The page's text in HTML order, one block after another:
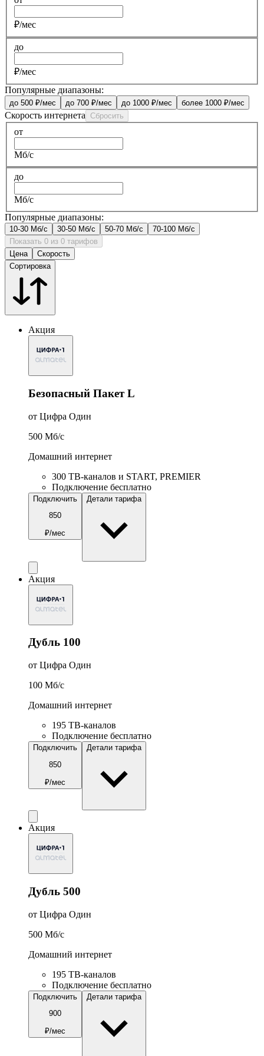
₽/мес
до
₽/мес
Популярные диапазоны:
до 500 ₽/мес до 700 ₽/мес до 1000 ₽/мес более 1000 ₽/мес
Скорость интернета Сбросить
от
Мб/с
до
Мб/с
Популярные диапазоны:
10-30 Мб/с 30-50 Мб/с 50-70 Мб/с
70-100 Мб/с
Показать 0 из 0 тарифов
Цена
Скорость
Сортировка
Акция
Безопасный Пакет L
от Цифра Один
500 Мб/c
Домашний интернет
300 ТВ-каналов и START, PREMIER
Подключение бесплатно
Подключить
850
₽/мес
Детали тарифа
Акция
Дубль 100
от Цифра Один
100 Мб/c
Домашний интернет
195 ТВ-каналов
Подключение бесплатно
Подключить
850
₽/мес
Детали тарифа
Акция
Дубль 500
от Цифра Один
500 Мб/c
Домашний интернет
195 ТВ-каналов
Подключение бесплатно
Подключить
900
₽/мес
Детали тарифа